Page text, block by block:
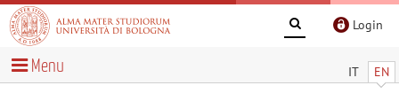
Login
IT EN
Menu